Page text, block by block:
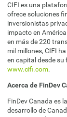
CIFI es una
ofrece soluciones
inversionistas
impacto en
en más de 220
mil millones, CIFI
en capital desde
www.cifi.com.
Acerca de FinDev
FinDev Canada es
desarrollo de